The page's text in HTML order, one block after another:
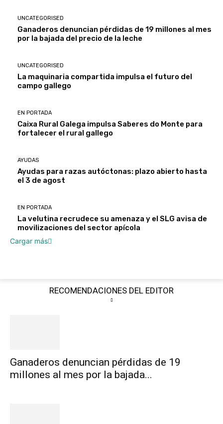
UNCATEGORISED
Ganaderos denuncian pérdidas de 19 millones al mes
por la bajada del precio de la leche
UNCATEGORISED
La maquinaria compartida impulsa el futuro del
campo gallego
EN PORTADA
Caixa Rural Galega impulsa Saberes do Monte para
fortalecer el rural gallego
AYUDAS
Ayudas para razas autóctonas: plazo abierto hasta
el 3 de agost
EN PORTADA
La velutina recrudece su amenaza y el SLG avisa de
movilizaciones del sector apícola
Cargar más
RECOMENDACIONES DEL EDITOR
Ganaderos denuncian pérdidas de 19
millones al mes por la bajada...